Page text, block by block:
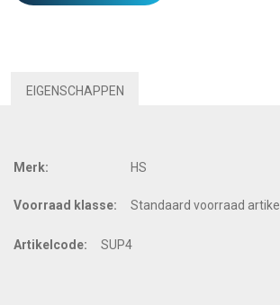
EIGENSCHAPPEN
Merk: HS
Voorraad klasse: Standaard voorraad artikel
Artikelcode: SUP4